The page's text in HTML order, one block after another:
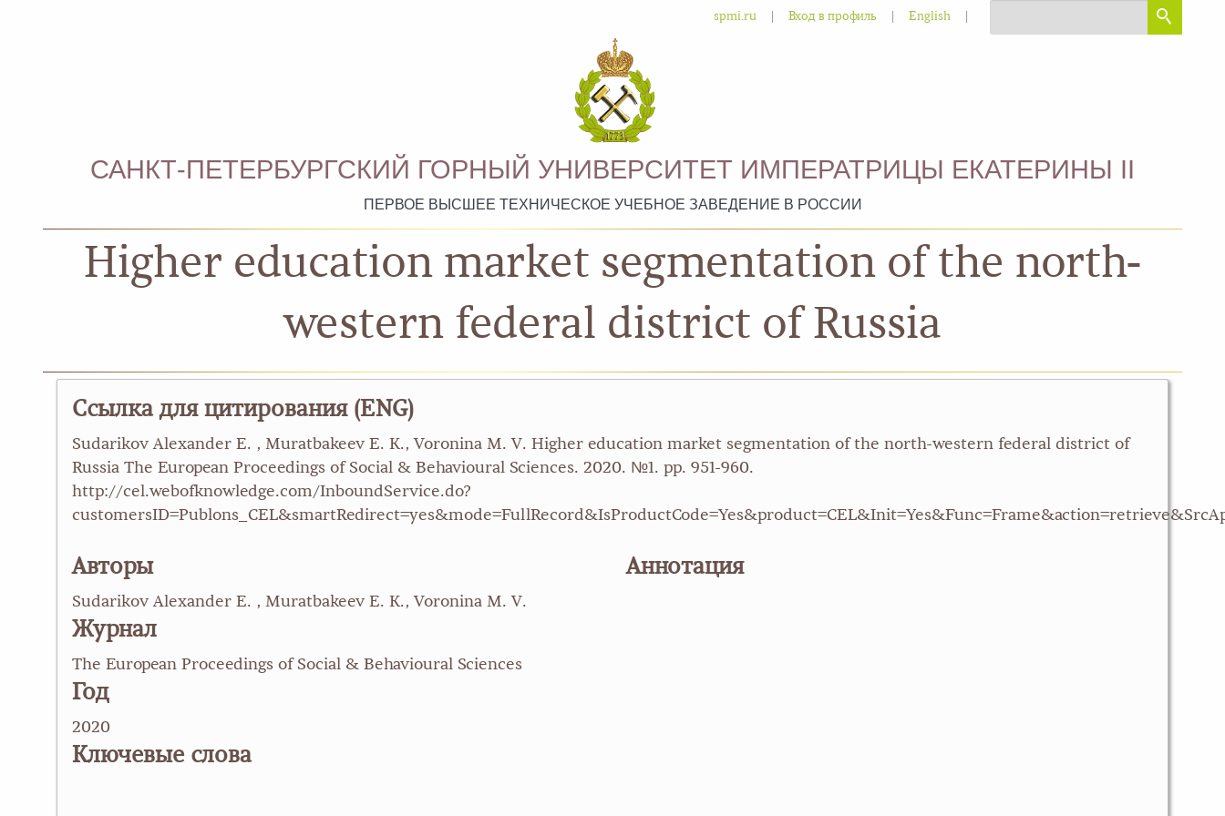
spmi.ru Вход в профиль English
САНКТ-ПЕТЕРБУРГСКИЙ ГОРНЫЙ УНИВЕРСИТЕТ ИМПЕРАТРИЦЫ ЕКАТЕРИНЫ II
ПЕРВОЕ ВЫСШЕЕ ТЕХНИЧЕСКОЕ УЧЕБНОЕ ЗАВЕДЕНИЕ В РОССИИ
Higher education market segmentation of the north-
western federal district of Russia
Ссылка для цитирования (ENG)
Sudarikov Alexander E. , Muratbakeev E. K., Voronina M. V. Higher education market segmentation of the north-western federal district of
Russia The European Proceedings of Social & Behavioural Sciences. 2020. №1. pp. 951-960.
http://cel.webofknowledge.com/InboundService.do?
Авторы
Sudarikov Alexander E. , Muratbakeev E. K., Voronina M. V.
Журнал
The European Proceedings of Social & Behavioural Sciences
Год
2020
Ключевые слова
Аннотация